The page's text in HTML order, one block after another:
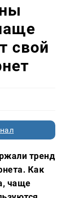
свой
тренд
Как
чаще